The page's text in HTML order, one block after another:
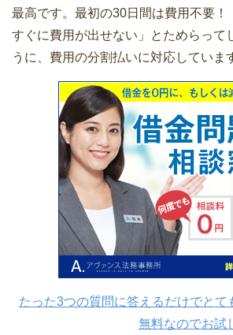
最高です。最初の30日間は費用不要！
すぐに費用が出せない」とためらって
うに、費用の分割払いに対応していま
たった3つの質問に答えるだけでとて
無料なのでお試